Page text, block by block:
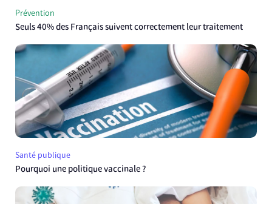
Prévention
Seuls 40% des Français suivent correctement leur traitement
Santé publique
Pourquoi une politique vaccinale ?